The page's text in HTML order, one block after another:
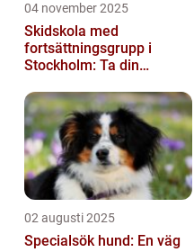
04 november 2025
Skidskola med
fortsättningsgrupp i
Stockholm: Ta din
02 augusti 2025
Specialsök hund: En väg